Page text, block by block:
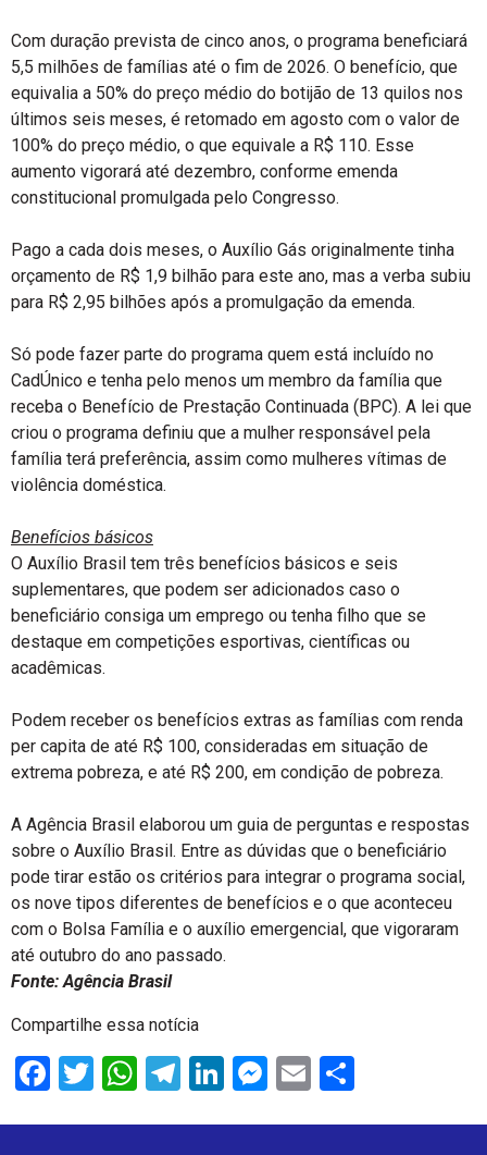
Com duração prevista de cinco anos, o programa beneficiará
5,5 milhões de famílias até o fim de 2026. O benefício, que
equivalia a 50% do preço médio do botijão de 13 quilos nos
últimos seis meses, é retomado em agosto com o valor de
100% do preço médio, o que equivale a R$ 110. Esse
aumento vigorará até dezembro, conforme emenda
constitucional promulgada pelo Congresso.
Pago a cada dois meses, o Auxílio Gás originalmente tinha
orçamento de R$ 1,9 bilhão para este ano, mas a verba subiu
para R$ 2,95 bilhões após a promulgação da emenda.
Só pode fazer parte do programa quem está incluído no
CadÚnico e tenha pelo menos um membro da família que
receba o Benefício de Prestação Continuada (BPC). A lei que
criou o programa definiu que a mulher responsável pela
família terá preferência, assim como mulheres vítimas de
violência doméstica.
Benefícios básicos
O Auxílio Brasil tem três benefícios básicos e seis
suplementares, que podem ser adicionados caso o
beneficiário consiga um emprego ou tenha filho que se
destaque em competições esportivas, científicas ou
acadêmicas.
Podem receber os benefícios extras as famílias com renda
per capita de até R$ 100, consideradas em situação de
extrema pobreza, e até R$ 200, em condição de pobreza.
A Agência Brasil elaborou um guia de perguntas e respostas
sobre o Auxílio Brasil. Entre as dúvidas que o beneficiário
pode tirar estão os critérios para integrar o programa social,
os nove tipos diferentes de benefícios e o que aconteceu
com o Bolsa Família e o auxílio emergencial, que vigoraram
até outubro do ano passado.
Fonte: Agência Brasil
Compartilhe essa notícia
Facebook
Twitter
WhatsApp
Telegram
LinkedIn
Messenger
Email